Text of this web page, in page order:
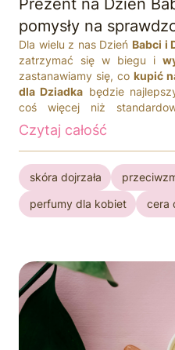
Prezent na Dzień
pomysły na
Dla wielu z nas Dzień Babci i
zatrzymać się w biegu i
zastanawiamy się, co kupić
dla Dziadka będzie
coś więcej niż
propozycje.
Czytaj całość
skóra dojrzała
perfumy dla kobiet
cera